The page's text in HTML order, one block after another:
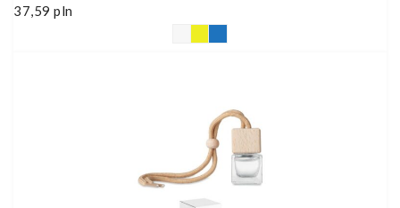
37,59 pln